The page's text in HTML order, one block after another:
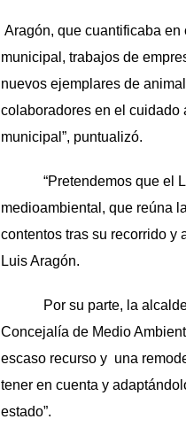
Aragón, que cuantificaba
municipal, trabajos de
nuevos ejemplares de
colaboradores en el cuidado
municipal”, puntualizó.
“Pretendemos que el
medioambiental, que reúna
contentos tras su recorrido y
Luis Aragón.
Por su parte, la
Concejalía de Medio
escaso recurso y una
tener en cuenta y
estado”.